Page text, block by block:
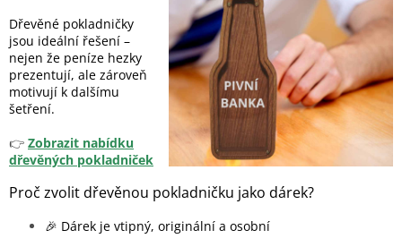
Dřevěné pokladničky
jsou ideální řešení –
nejen že peníze hezky
prezentují, ale zároveň
motivují k dalšímu
šetření.
👉 Zobrazit nabídku
dřevěných pokladniček
Proč zvolit dřevěnou pokladničku jako dárek?
🎉 Dárek je vtipný, originální a osobní